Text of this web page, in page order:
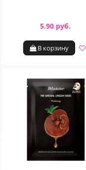
5.90 руб.
В корзину